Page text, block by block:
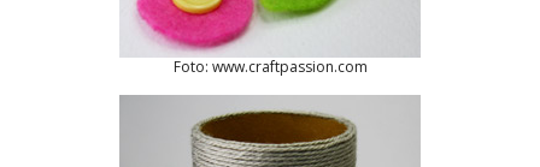
Foto: www.craftpassion.com